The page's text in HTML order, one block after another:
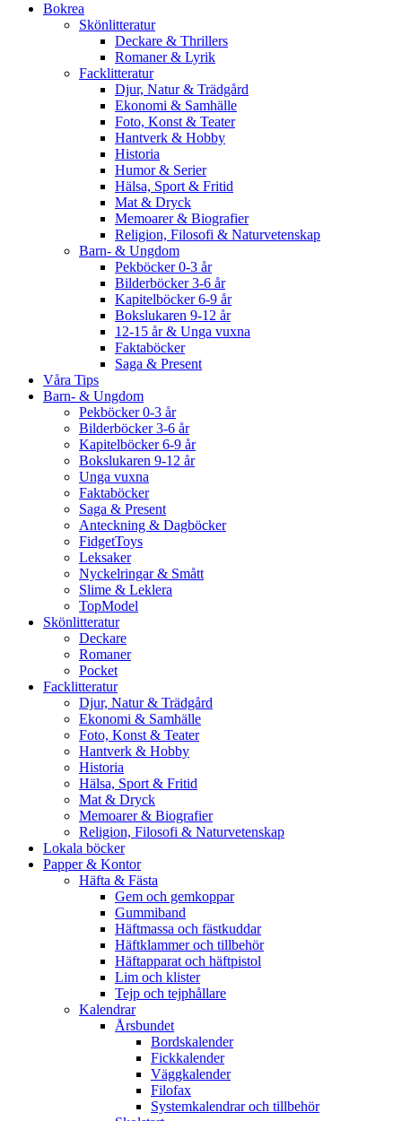
Bokrea
Skönlitteratur
Deckare & Thrillers
Romaner & Lyrik
Facklitteratur
Djur, Natur & Trädgård
Ekonomi & Samhälle
Foto, Konst & Teater
Hantverk & Hobby
Historia
Humor & Serier
Hälsa, Sport & Fritid
Mat & Dryck
Memoarer & Biografier
Religion, Filosofi & Naturvetenskap
Barn- & Ungdom
Pekböcker 0-3 år
Bilderböcker 3-6 år
Kapitelböcker 6-9 år
Bokslukaren 9-12 år
12-15 år & Unga vuxna
Faktaböcker
Saga & Present
Våra Tips
Barn- & Ungdom
Pekböcker 0-3 år
Bilderböcker 3-6 år
Kapitelböcker 6-9 år
Bokslukaren 9-12 år
Unga vuxna
Faktaböcker
Saga & Present
Anteckning & Dagböcker
FidgetToys
Leksaker
Nyckelringar & Smått
Slime & Leklera
TopModel
Skönlitteratur
Deckare
Romaner
Pocket
Facklitteratur
Djur, Natur & Trädgård
Ekonomi & Samhälle
Foto, Konst & Teater
Hantverk & Hobby
Historia
Hälsa, Sport & Fritid
Mat & Dryck
Memoarer & Biografier
Religion, Filosofi & Naturvetenskap
Lokala böcker
Papper & Kontor
Häfta & Fästa
Gem och gemkoppar
Gummiband
Häftmassa och fästkuddar
Häftklammer och tillbehör
Häftapparat och häftpistol
Lim och klister
Tejp och tejphållare
Kalendrar
Årsbundet
Bordskalender
Fickkalender
Väggkalender
Filofax
Systemkalendrar och tillbehör